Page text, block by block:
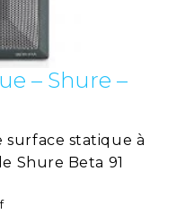
– Shure –
surface statique à
Shure Beta 91